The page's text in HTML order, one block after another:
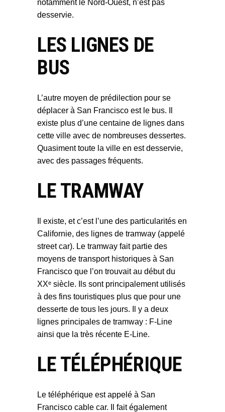
notamment le Nord-Ouest, n’est pas
desservie.
LES LIGNES DE
BUS
L’autre moyen de prédilection pour se
déplacer à San Francisco est le bus. Il
existe plus d’une centaine de lignes dans
cette ville avec de nombreuses dessertes.
Quasiment toute la ville en est desservie,
avec des passages fréquents.
LE TRAMWAY
Il existe, et c’est l’une des particularités en
Californie, des lignes de tramway (appelé
street car). Le tramway fait partie des
moyens de transport historiques à San
Francisco que l’on trouvait au début du
XXᵉ siècle. Ils sont principalement utilisés
à des fins touristiques plus que pour une
desserte de tous les jours. Il y a deux
lignes principales de tramway : F-Line
ainsi que la très récente E-Line.
LE TÉLÉPHÉRIQUE
Le téléphérique est appelé à San
Francisco cable car. Il fait également